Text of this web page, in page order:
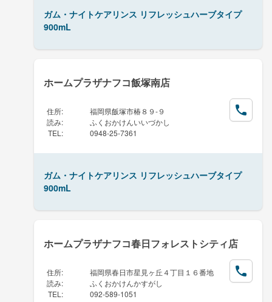
ガム・ナイトケアリンス リフレッシュハーブタイプ
900mL
ホームプラザナフコ飯塚南店
住所:
福岡県飯塚市椿８９-９
読み:
ふくおかけんいいづかし
TEL : 0948-25-7361
ガム・ナイトケアリンス リフレッシュハーブタイプ
900mL
ホームプラザナフコ春日フォレストシティ店
住所:
福岡県春日市星見ヶ丘４丁目１６番地
読み:
ふくおかけんかすがし
TEL : 092-589-1051